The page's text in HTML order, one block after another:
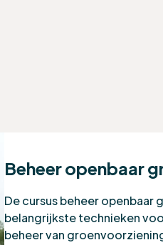
Beheer openbaar
De cursus beheer openbaar
belangrijkste technieken
beheer van